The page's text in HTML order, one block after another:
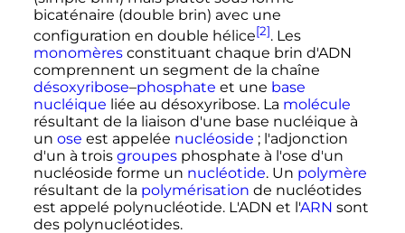
bicaténaire (double brin) avec une
configuration en double hélice[2]. Les
monomèresconstituant chaque brin d'ADN
comprennent un segment de la chaîne
désoxyribose–phosphate et une base
nucléique liée au désoxyribose. La molécule
résultant de la liaison d'une base nucléique à
un ose est appelée nucléoside ; l'adjonction
d'un à trois groupesphosphate à l'ose d'un
nucléoside forme un nucléotide. Un polymère
résultant de la polymérisation de nucléotides
est appelé polynucléotide. L'ADN et l'ARN sont
des polynucléotides.